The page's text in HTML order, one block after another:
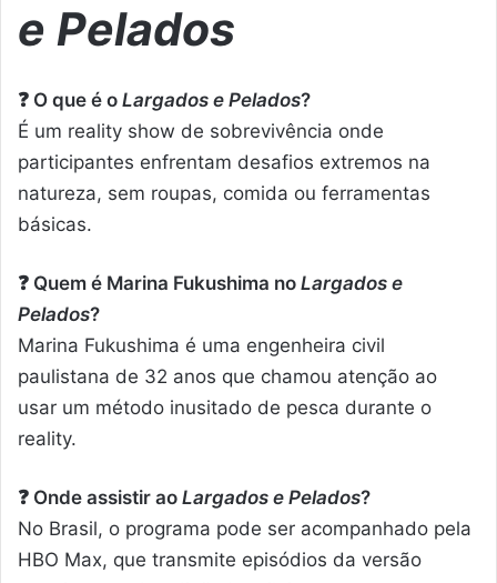
e Pelados
❓ O que é o Largados e Pelados?
É um reality show de sobrevivência onde
participantes enfrentam desafios extremos na
natureza, sem roupas, comida ou ferramentas
básicas.
❓ Quem é Marina Fukushima no Largados e
Pelados?
Marina Fukushima é uma engenheira civil
paulistana de 32 anos que chamou atenção ao
usar um método inusitado de pesca durante o
reality.
❓ Onde assistir ao Largados e Pelados?
No Brasil, o programa pode ser acompanhado pela
HBO Max, que transmite episódios da versão